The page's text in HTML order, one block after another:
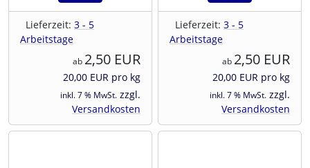
Lieferzeit: 3 - 5
Arbeitstage
ab 2,50 EUR
20,00 EUR pro kg
inkl. 7 % MwSt. zzgl.
Versandkosten
Lieferzeit: 3 - 5
Arbeitstage
ab 2,50 EUR
20,00 EUR pro kg
inkl. 7 % MwSt. zzgl.
Versandkosten